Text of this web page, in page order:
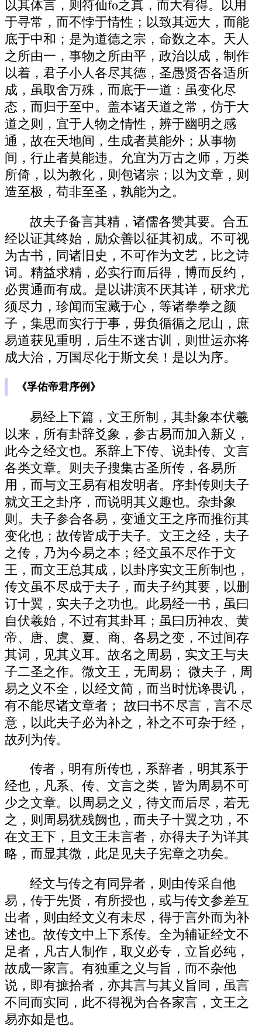
以其体言，则符仙fo之真，而大有得。以用
于寻常，而不悖于情性；以致其远大，而能
底于中和；是为道德之宗，命数之本。天人
之所由一，事物之所由平，政治以成，制作
以着，君子小人各尽其德，圣愚贤否各适所
成，虽取舍万殊，而底于一道：虽变化尽
态，而归于至中。盖本诸天道之常，仿于大
道之则，宜于人物之情性，辨于幽明之感
通，故在天地间，生成者莫能外；从事物
间，行止者莫能违。允宜为万古之师，万类
所倚，以为教化，则包诸宗；以为文章，则
造至极，苟非至圣，孰能为之。
故夫子备言其精，诸儒各赞其要。合五
经以证其终始，励众善以征其初成。不可视
为古书，同诸旧史，不可作为文艺，比之诗
词。精益求精，必实行而后得，博而反约，
必贯通而有成。是以讲演不厌其详，研求尤
须尽力，珍闻而宝藏于心，等诸拳拳之颜
子，集思而实行于事，毋负循循之尼山，庶
易道获见重明，后生不迷古训，则世运亦将
成大治，万国尽化于斯文矣！是以为序。
《孚佑帝君序例》
易经上下篇，文王所制，其卦象本伏羲
以来，所有卦辞爻象，参古易而加入新义，
此今之经文也。系辞上下传、说卦传、文言
各类文章。则夫子搜集古圣所传，各易所
用，而与文王易有相发明者。序卦传则夫子
就文王之卦序，而说明其义趣也。杂卦象
则。夫子参合各易，变通文王之序而推衍其
变化也；故传皆成于夫子。文王之经，夫子
之传，乃为今易之本；经文虽不尽作于文
王，而文王总其成，以卦序实文王所制也，
传文虽不尽成于夫子，而夫子约其要，以删
订十翼，实夫子之功也。此易经一书，虽曰
自伏羲始，不过有其卦耳；虽曰历神农、黄
帝、唐、虞、夏、商、各易之变，不过间存
其词，见其义耳。故名之周易，实文王与夫
子二圣之作。微文王，无周易； 微夫子，周
易之义不全，以经文简，而当时忧谗畏讥，
有不能尽诸文章者； 故曰书不尽言，言不尽
意，以此夫子必为补之，补之不可杂于经，
故列为传。
传者，明有所传也，系辞者，明其系于
经也，凡系、传、文言之类，皆为周易不可
少之文章。以周易之义，待文而后尽，若无
之，则周易犹残阙也，而夫子十翼之功，不
在文王下，且文王未言者，亦得夫子为详其
略，而显其微，此足见夫子宪章之功矣。
经文与传之有同异者，则由传采自他
易，传于先贤，有所授也，或与传文参差互
出者，则由经文义有未尽，得于言外而为补
述也。故传文中上下系传。全为辅证经文不
足者，凡古人制作，取义必专，立旨必纯，
故成一家言。有独重之义与旨，而不杂他
说，即有摭拾者，亦其言与其义旨同，虽言
不同而实同，此不得视为合各家言，文王之
易亦如是也。